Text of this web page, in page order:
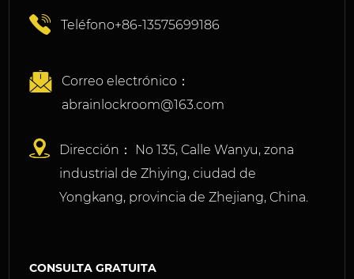
Teléfono+86-13575699186
Correo electrónico：
abrainlockroom@163.com
Dirección： No 135, Calle Wanyu, zona
industrial de Zhiying, ciudad de
Yongkang, provincia de Zhejiang, China.
CONSULTA GRATUITA